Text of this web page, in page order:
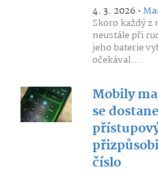
4. 3. 2026 •
Skoro každý
neustále při
jeho baterie
očekával....
Mobily
se
číslo